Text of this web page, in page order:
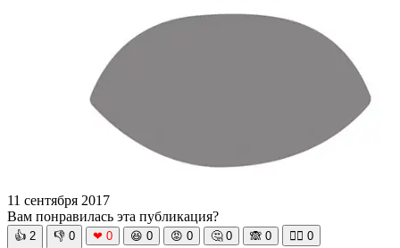
11 сентября 2017
Вам понравилась эта публикация?
👍 2 👎 0 ❤ 0 😆 0 😡 0 🤔 0 🙈 0 🧘‍♀️ 0